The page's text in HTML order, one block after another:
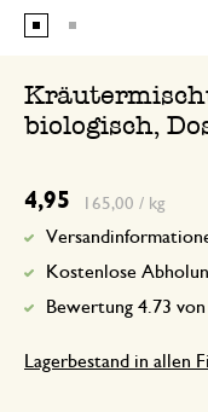
biologisch,
4,95 165,00 / kg
Kostenlose
Bewertung 4.73 von
Lagerbestand in allen